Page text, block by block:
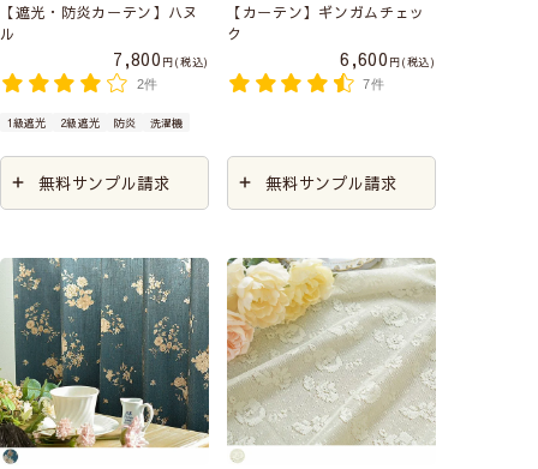
【遮光・防炎カーテン】ハヌ
ル
7,800
税込
2件
1級遮光 2級遮光 防炎 洗濯機
無料サンプル請求
【カーテン】ギンガムチェッ
ク
6,600
税込
7件
無料サンプル請求